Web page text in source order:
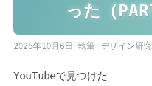
った（
2025年10月6日 デザイン研
YouTubeで見つけた